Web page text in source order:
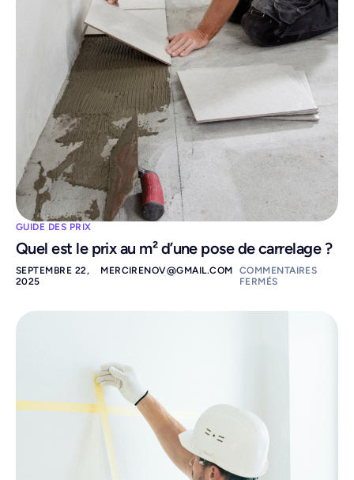
GUIDE DES PRIX
Quel est le prix au m² d’une pose de carrelage ?
SEPTEMBRE 22,
2025
MERCIRENOV@GMAIL.COM
COMMENTAIRES
FERMÉS